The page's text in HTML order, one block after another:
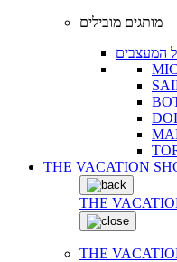
מותגים מובילים
המעצבים
THE VACATION
THE
THE